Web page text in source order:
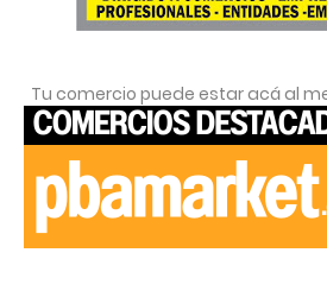
Tu comercio puede estar acá al